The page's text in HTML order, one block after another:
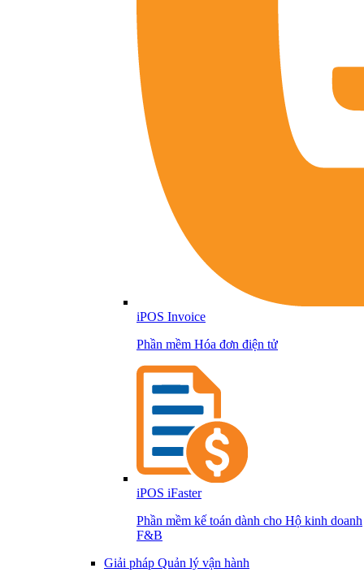
iPOS Invoice
Phần mềm Hóa đơn điện tử
iPOS iFaster
Phần mềm kế toán dành cho Hộ kinh doanh
F&B
Giải pháp Quản lý vận hành